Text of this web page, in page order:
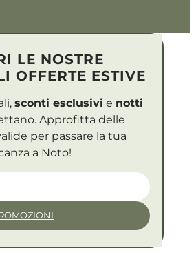
LE NOSTRE
OFFERTE ESTIVE
sconti esclusivi e notti
Approfitta delle
per passare la tua
a Noto!